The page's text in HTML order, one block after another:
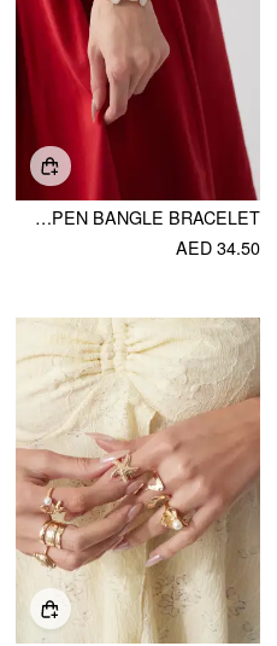
FLOWER OPEN BANGLE BRACELET
AED 34.50